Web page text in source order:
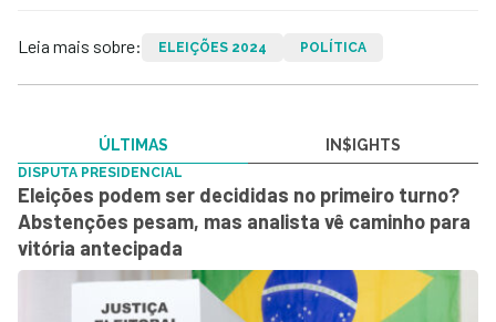
Leia mais sobre: ELEIÇÕES 2024 POLÍTICA
ÚLTIMAS IN$IGHTS
DISPUTA PRESIDENCIAL
Eleições podem ser decididas no primeiro turno?
Abstenções pesam, mas analista vê caminho para
vitória antecipada